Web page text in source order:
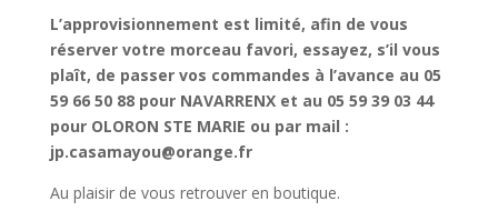
L’approvisionnement est limité, afin de vous
réserver votre morceau favori, essayez, s’il vous
plaît, de passer vos commandes à l’avance au 05
59 66 50 88 pour NAVARRENX et au 05 59 39 03 44
pour OLORON STE MARIE ou par mail :
jp.casamayou@orange.fr
Au plaisir de vous retrouver en boutique.